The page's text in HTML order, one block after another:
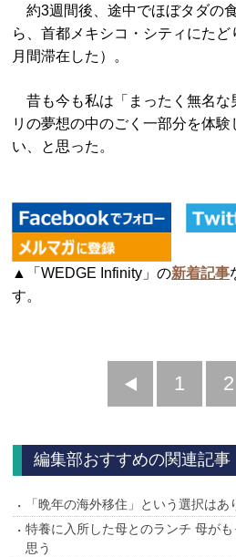
約3週間後、途中でほぼタダの
ら、首都メキシコ・シティにた
月間滞在した）。
昔も今も私は「まったく無名な
リの夢想の中のごく一部分を体
い、と思った。
▲「WEDGE Infinity」の新着記事
す。
前
1 2
編集部おすすめの関連記事
「晩年の海外移住」という選択はあ
特養に入所した母とのランチ 母が
思う